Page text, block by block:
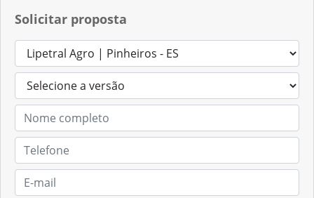
Solicitar proposta